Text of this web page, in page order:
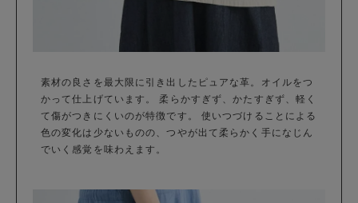
素材の良さを最大限に引き出したピュアな革。オイルをつ
かって仕上げています。 柔らかすぎず、かたすぎず、軽く
て傷がつきにくいのが特徴です。 使いつづけることによる
色の変化は少ないものの、つやが出て柔らかく手になじん
でいく感覚を味わえます。